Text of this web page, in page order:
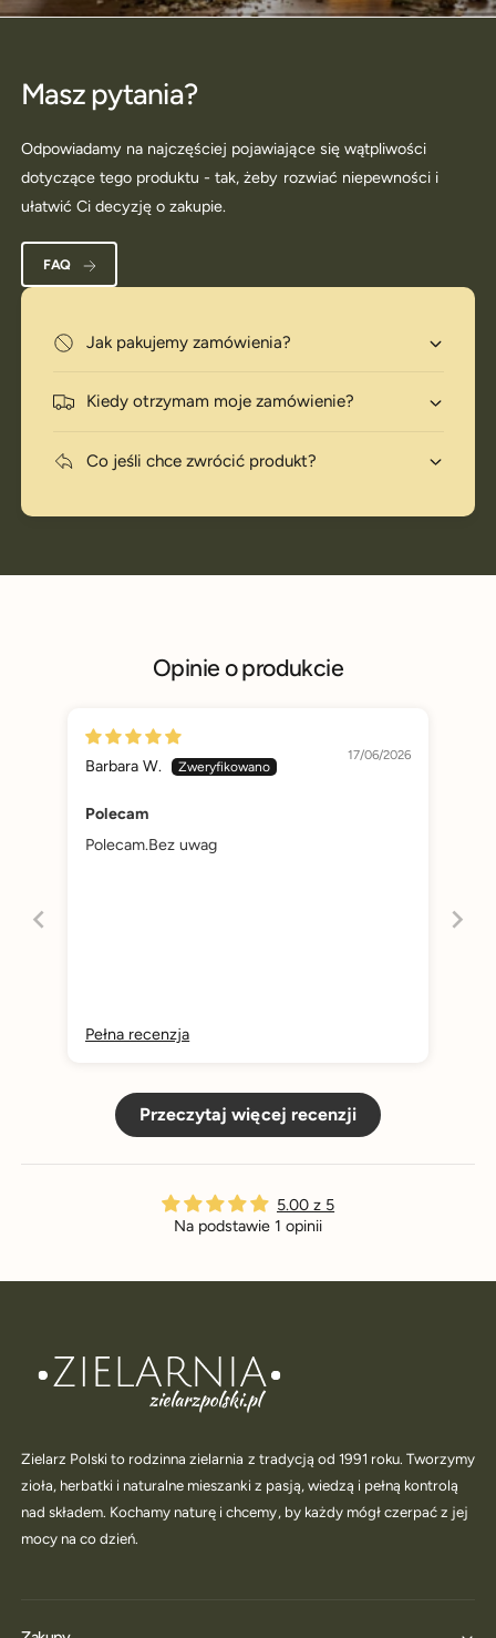
Masz pytania?
Odpowiadamy na najczęściej pojawiające się wątpliwości
dotyczące tego produktu - tak, żeby rozwiać niepewności i
ułatwić Ci decyzję o zakupie.
FAQ
Jak pakujemy zamówienia?
Kiedy otrzymam moje zamówienie?
Co jeśli chce zwrócić produkt?
Opinie o produkcie
17/06/2026
Barbara W.
Polecam
Polecam.Bez uwag
Pełna recenzja
Przeczytaj więcej recenzji
5.00 z 5
Na podstawie 1 opinii
Zielarz Polski to rodzinna zielarnia z tradycją od 1991 roku. Tworzymy
zioła, herbatki i naturalne mieszanki z pasją, wiedzą i pełną kontrolą
nad składem. Kochamy naturę i chcemy, by każdy mógł czerpać z jej
mocy na co dzień.